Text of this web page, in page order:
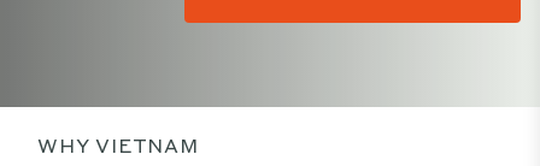
WHY VIETNAM